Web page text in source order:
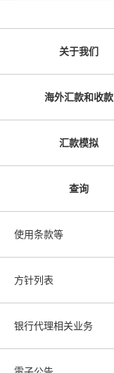
关于我们
海外汇款和收款
汇款模拟
查询
使用条款等
方针列表
银行代理相关业务